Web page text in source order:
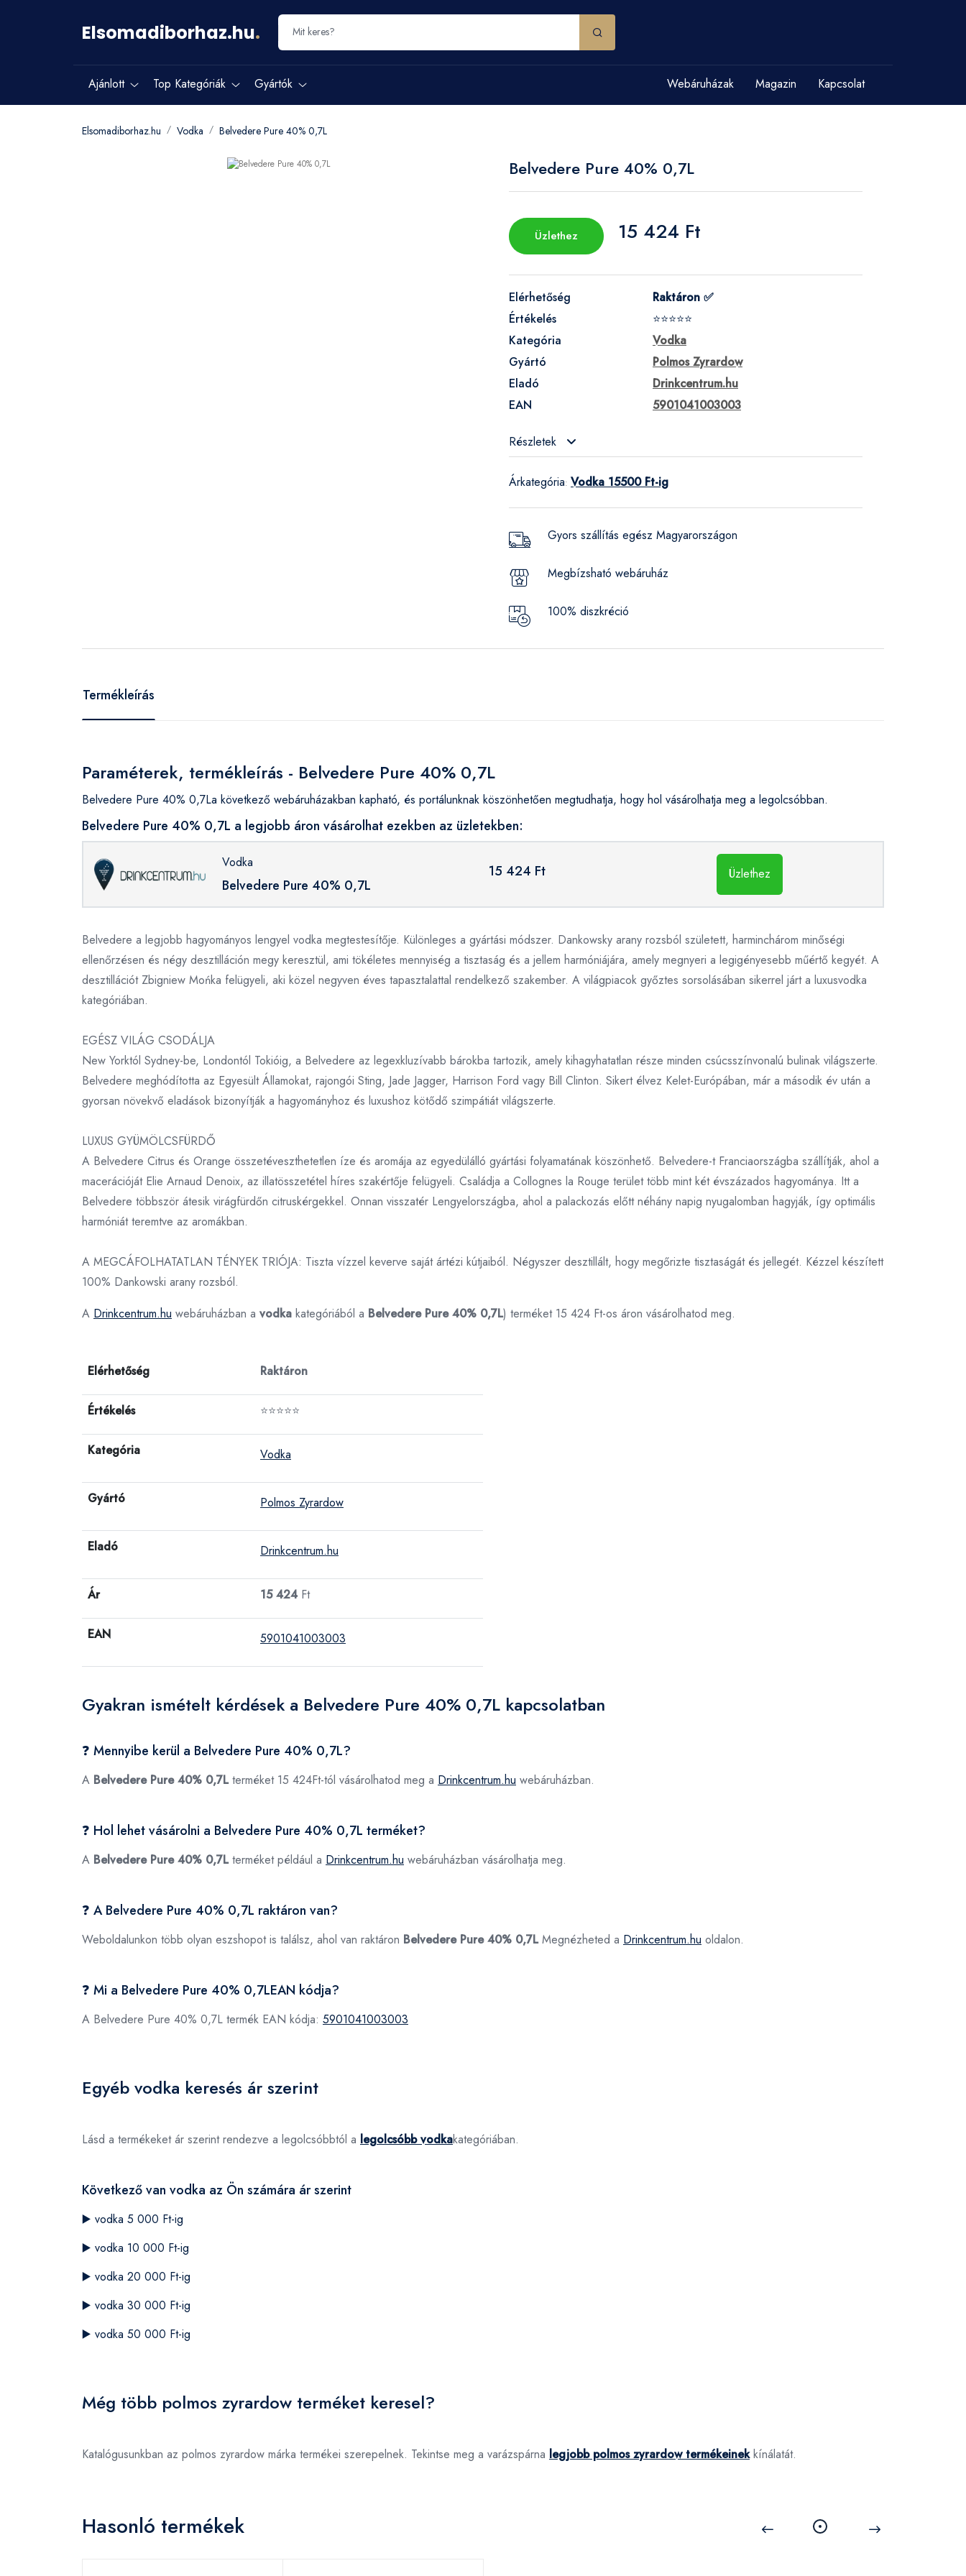
Elsomadiborhaz.hu.
Ajánlott Top Kategóriák Gyártók Webáruházak Magazin Kapcsolat
Elsomadiborhaz.hu Vodka Belvedere Pure 40% 0,7L
Belvedere Pure 40% 0,7L
Üzlethez 15 424 Ft
Elérhetőség
Raktáron ✅
Értékelés
⭐⭐⭐⭐⭐
Kategória
Vodka
Gyártó
Polmos Zyrardow
Eladó
Drinkcentrum.hu
EAN
5901041003003
Részletek
Árkategória: Vodka 15500 Ft-ig
Gyors szállítás egész Magyarországon
Megbízsható webáruház
100% diszkréció
Termékleírás
Paraméterek, termékleírás - Belvedere Pure 40% 0,7L
Belvedere Pure 40% 0,7La következő webáruházakban kapható, és portálunknak köszönhetően megtudhatja, hogy hol vásárolhatja meg a legolcsóbban.
Belvedere Pure 40% 0,7L a legjobb áron vásárolhat ezekben az üzletekben:
Vodka
Belvedere Pure 40% 0,7L
15 424 Ft Üzlethez
Belvedere a legjobb hagyományos lengyel vodka megtestesítője. Különleges a gyártási módszer. Dankowsky arany rozsból született, harminchárom minőségi
ellenőrzésen és négy desztilláción megy keresztül, ami tökéletes mennyiség a tisztaság és a jellem harmóniájára, amely megnyeri a legigényesebb műértő kegyét. A
desztillációt Zbigniew Mońka felügyeli, aki közel negyven éves tapasztalattal rendelkező szakember. A világpiacok győztes sorsolásában sikerrel járt a luxusvodka
kategóriában.
EGÉSZ VILÁG CSODÁLJA
New Yorktól Sydney-be, Londontól Tokióig, a Belvedere az legexkluzívabb bárokba tartozik, amely kihagyhatatlan része minden csúcsszínvonalú bulinak világszerte.
Belvedere meghódította az Egyesült Államokat, rajongói Sting, Jade Jagger, Harrison Ford vagy Bill Clinton. Sikert élvez Kelet-Európában, már a második év után a
gyorsan növekvő eladások bizonyítják a hagyományhoz és luxushoz kötődő szimpátiát világszerte.
LUXUS GYÜMÖLCSFÜRDŐ
A Belvedere Citrus és Orange összetéveszthetetlen íze és aromája az egyedülálló gyártási folyamatának köszönhető. Belvedere-t Franciaországba szállítják, ahol a
macerációját Elie Arnaud Denoix, az illatösszetétel híres szakértője felügyeli. Családja a Collognes la Rouge terület több mint két évszázados hagyománya. Itt a
Belvedere többször átesik virágfürdőn citruskérgekkel. Onnan visszatér Lengyelországba, ahol a palackozás előtt néhány napig nyugalomban hagyják, így optimális
harmóniát teremtve az aromákban.
A MEGCÁFOLHATATLAN TÉNYEK TRIÓJA: Tiszta vízzel keverve saját ártézi kútjaiból. Négyszer desztillált, hogy megőrizte tisztaságát és jellegét. Kézzel készített
100% Dankowski arany rozsból.
A Drinkcentrum.hu webáruházban a vodka kategóriából a Belvedere Pure 40% 0,7L) terméket 15 424 Ft-os áron vásárolhatod meg.
Elérhetőség Raktáron
Értékelés ⭐⭐⭐⭐⭐
Kategória Vodka
Gyártó Polmos Zyrardow
Eladó Drinkcentrum.hu
Ár 15 424Ft
EAN 5901041003003
Gyakran ismételt kérdések a Belvedere Pure 40% 0,7L kapcsolatban
❓ Mennyibe kerül a Belvedere Pure 40% 0,7L?
A Belvedere Pure 40% 0,7Lterméket 15 424Ft-tól vásárolhatod meg a Drinkcentrum.hu webáruházban.
❓ Hol lehet vásárolni a Belvedere Pure 40% 0,7L terméket?
A Belvedere Pure 40% 0,7Lterméket például a Drinkcentrum.hu webáruházban vásárolhatja meg.
❓ A Belvedere Pure 40% 0,7L raktáron van?
Weboldalunkon több olyan eszshopot is találsz, ahol van raktáron Belvedere Pure 40% 0,7LMegnézheted a Drinkcentrum.hu oldalon.
❓ Mi a Belvedere Pure 40% 0,7LEAN kódja?
A Belvedere Pure 40% 0,7L termék EAN kódja: 5901041003003
Egyéb vodka keresés ár szerint
Lásd a termékeket ár szerint rendezve a legolcsóbbtól a legolcsóbb vodkakategóriában.
Következő van vodka az Ön számára ár szerint
▶️ vodka 5 000 Ft-ig
▶️ vodka 10 000 Ft-ig
▶️ vodka 20 000 Ft-ig
▶️ vodka 30 000 Ft-ig
▶️ vodka 50 000 Ft-ig
Még több polmos zyrardow terméket keresel?
Katalógusunkban az polmos zyrardow márka termékei szerepelnek. Tekintse meg a varázspárna legjobb polmos zyrardow termékeinekkínálatát.
Hasonló termékek